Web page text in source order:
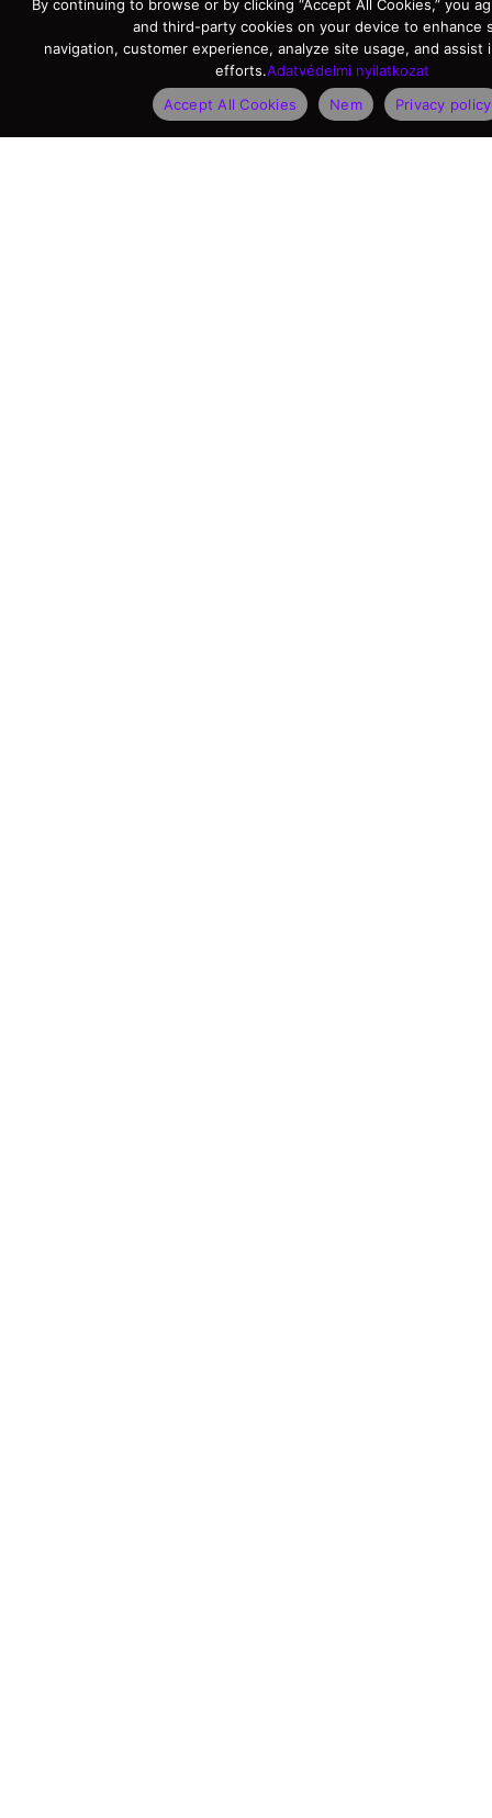
By continuing to browse or by clicking “Accept All Cookies,” you
and third-party cookies on your device to enhance
navigation, customer experience, analyze site usage, and assist
efforts.Adatvédelmi nyilatkozat
Accept All Cookies
Nem Privacy policy